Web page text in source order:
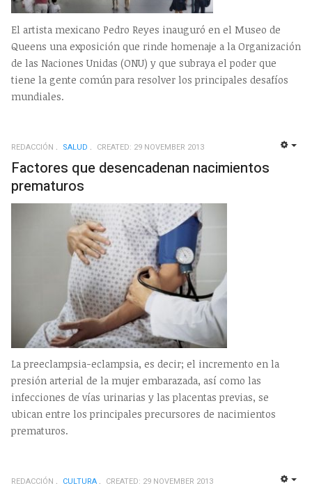
El artista mexicano Pedro Reyes inauguró en el Museo de
Queens una exposición que rinde homenaje a la Organización
de las Naciones Unidas (ONU) y que subraya el poder que
tiene la gente común para resolver los principales desafíos
mundiales.
REDACCIÓN SALUD CREATED: 29 NOVEMBER 2013
Factores que desencadenan nacimientos
prematuros
La preeclampsia-eclampsia, es decir; el incremento en la
presión arterial de la mujer embarazada, así como las
infecciones de vías urinarias y las placentas previas, se
ubican entre los principales precursores de nacimientos
prematuros.
REDACCIÓN CULTURA CREATED: 29 NOVEMBER 2013